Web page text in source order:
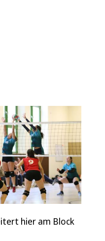
hier am Block